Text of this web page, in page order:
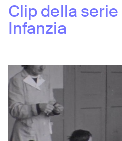
Clip della serie
Infanzia